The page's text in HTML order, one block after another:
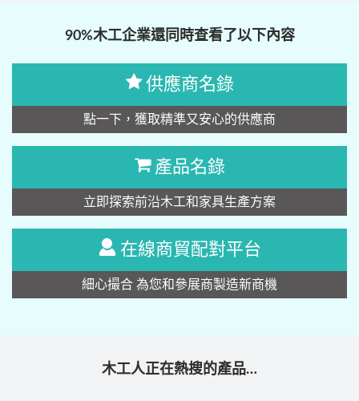
90%木工企業還同時查看了以下內容
供應商名錄
點一下，獲取精準又安心的供應商
產品名錄
立即探索前沿木工和家具生產方案
在線商貿配對平台
細心撮合 為您和參展商製造新商機
木工人正在熱搜的產品…